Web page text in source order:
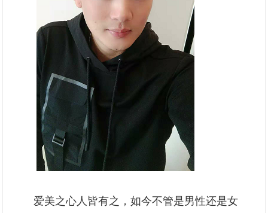
爱美之心人皆有之，如今不管是男性还是女